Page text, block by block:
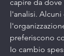
capire da dove
l'analisi. Alcuni
preferiscono
Io cambio